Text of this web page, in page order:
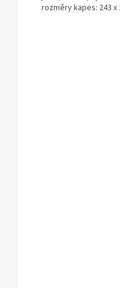
rozměry kapes: 243 x